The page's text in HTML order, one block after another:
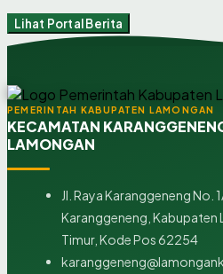
Lihat Portal Berita
PEMERINTAH KABUPATEN LAMONGAN
KECAMATAN
LAMONGAN
Jl. Raya Karanggeneng No.
Karanggeneng, Kabupaten
Timur, Kode Pos 62254